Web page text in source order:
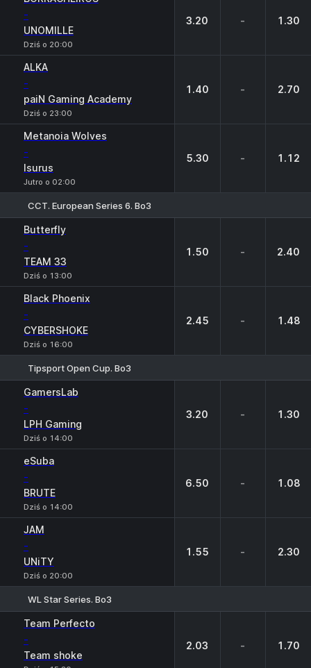
-
UNOMILLE
Dziś o 20:00
3.20 - 1.30
ALKA
-
paiN Gaming Academy
Dziś o 23:00
1.40 - 2.70
Metanoia Wolves
-
Isurus
Jutro o 02:00
5.30 - 1.12
CCT. European Series 6. Bo3
Butterfly
-
TEAM 33
Dziś o 13:00
1.50 - 2.40
Black Phoenix
-
CYBERSHOKE
Dziś o 16:00
2.45 - 1.48
Tipsport Open Cup. Bo3
GamersLab
-
LPH Gaming
Dziś o 14:00
3.20 - 1.30
eSuba
-
BRUTE
Dziś o 14:00
6.50 - 1.08
JAM
-
UNiTY
Dziś o 20:00
1.55 - 2.30
WL Star Series. Bo3
Team Perfecto
-
Team shoke
2.03 - 1.70